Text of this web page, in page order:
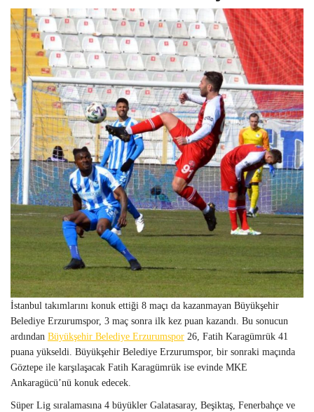
İstanbul takımlarını konuk ettiği 8 maçı da kazanmayan Büyükşehir
Belediye Erzurumspor, 3 maç sonra ilk kez puan kazandı. Bu sonucun
ardından Büyükşehir Belediye Erzurumspor 26, Fatih Karagümrük 41
puana yükseldi. Büyükşehir Belediye Erzurumspor, bir sonraki maçında
Göztepe ile karşılaşacak Fatih Karagümrük ise evinde MKE
Ankaragücü’nü konuk edecek.
Süper Lig sıralamasına 4 büyükler Galatasaray, Beşiktaş, Fenerbahçe ve